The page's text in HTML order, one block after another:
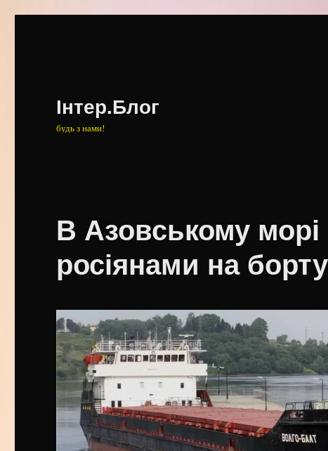
Інтер.Блог
будь з нами!
В Азовському морі
росіянами на